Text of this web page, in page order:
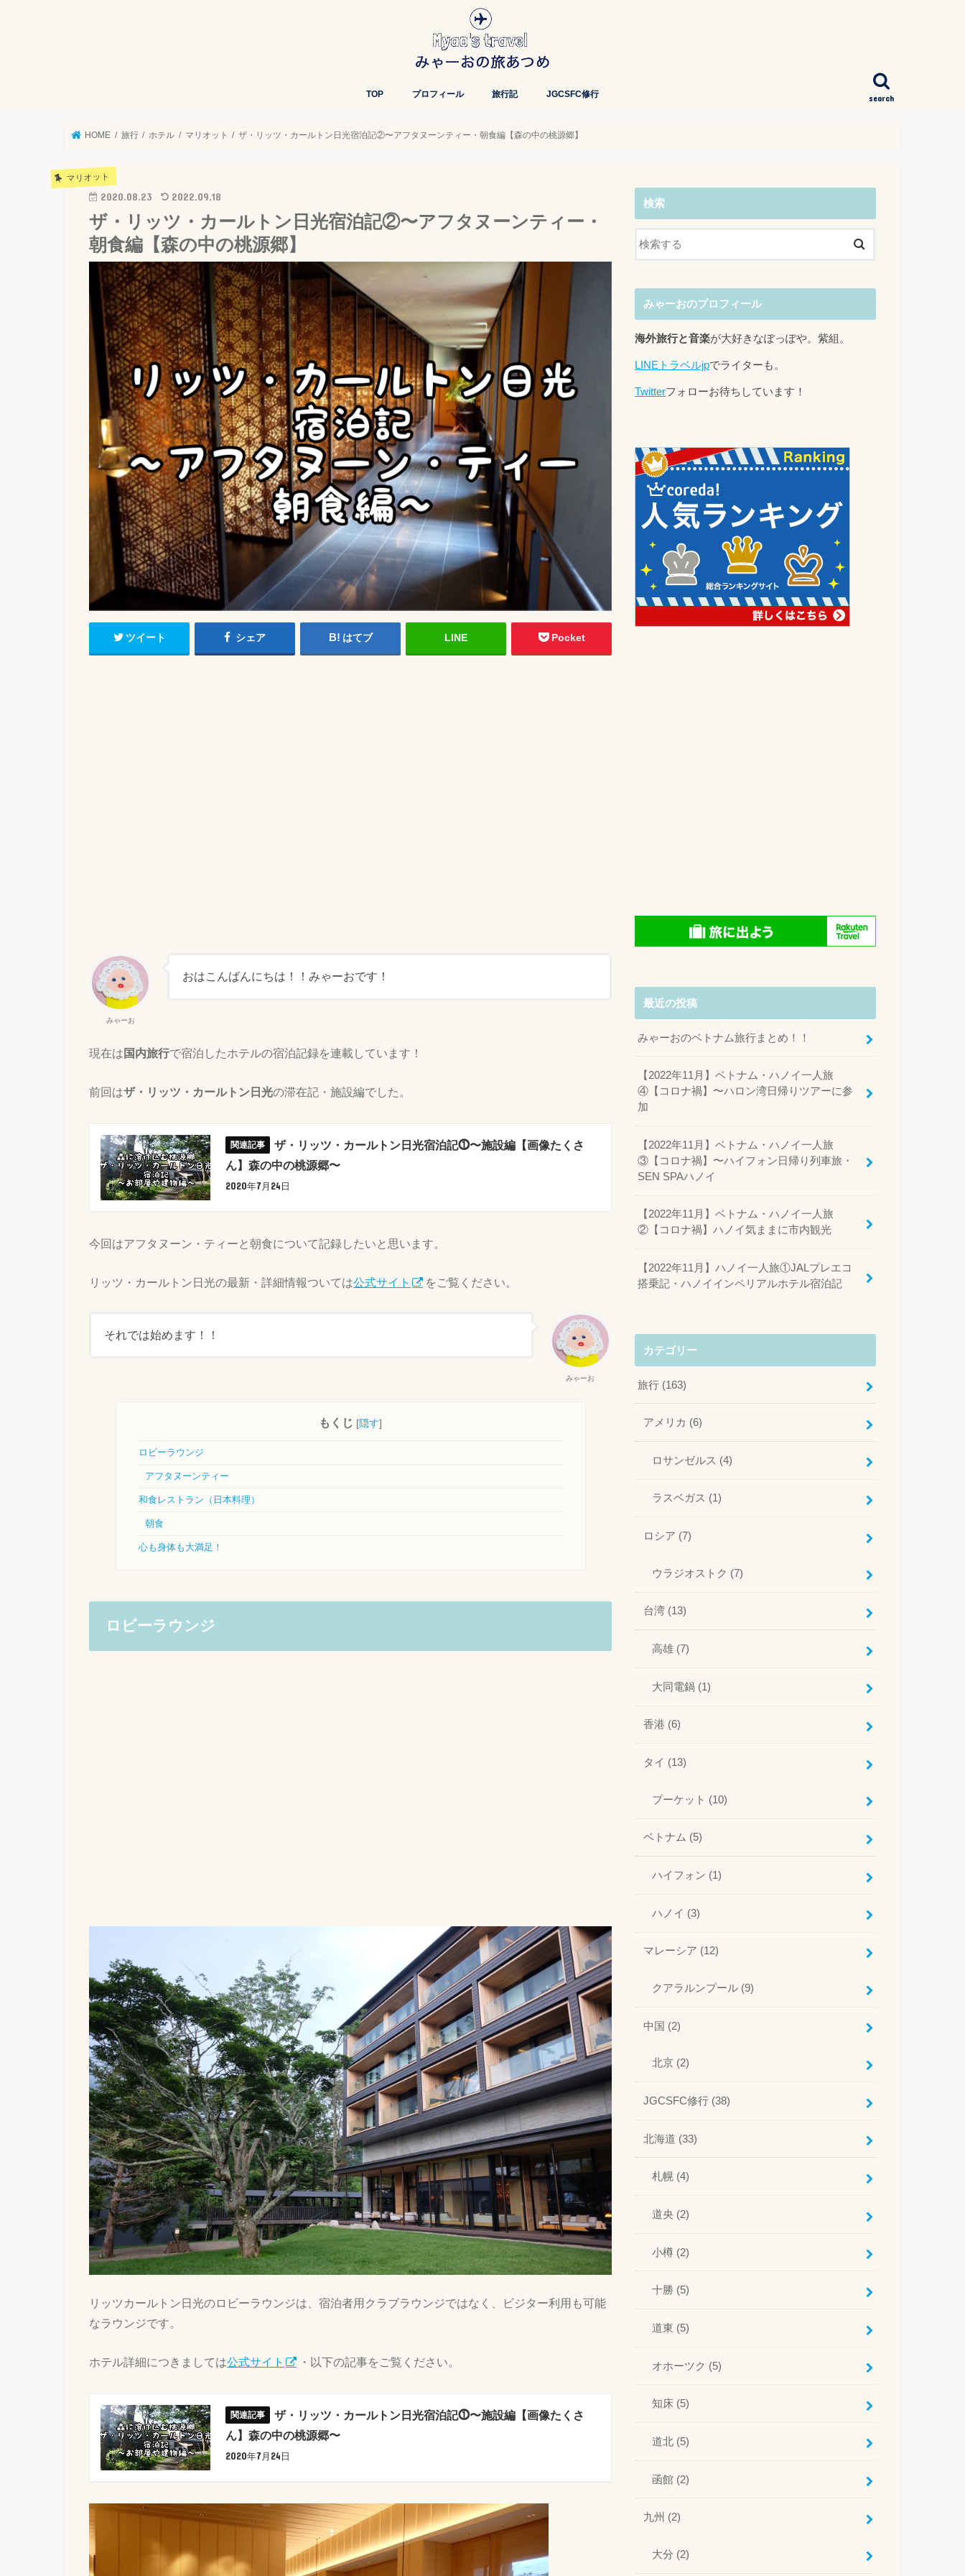
search
TOP プロフィール 旅行記 JGCSFC修行
HOME 旅行 ホテル マリオット ザ・リッツ・カールトン日光宿泊記②〜アフタヌーンティー・朝食編【森の中の桃源郷】
マリオット
2020.08.23 2022.09.18
ザ・リッツ・カールトン日光宿泊記②〜アフタヌーンティー・
朝食編【森の中の桃源郷】
ツイート シェア はてブ LINE Pocket
みゃーお
おはこんばんにちは！！みゃーおです！
現在は 国内旅行で宿泊したホテルの宿泊記録を連載しています！
前回はザ・リッツ・カールトン日光の滞在記・施設編でした。
ザ・リッツ・カールトン日光宿泊記⓵〜施設編【画像たくさ
ん】森の中の桃源郷〜
2020年7月24日
今回はアフタヌーン・ティーと朝食について記録したいと思います。
リッツ・カールトン日光の最新・詳細情報ついては公式サイト をご覧ください。
みゃーお
それでは始めます！！
もくじ [隠す]
ロビーラウンジ
アフタヌーンティー
和食レストラン（日本料理）
朝食
心も身体も大満足！
ロビーラウンジ
リッツカールトン日光のロビーラウンジは、宿泊者用クラブラウンジではなく、ビジター利用も可能
なラウンジです。
ホテル詳細につきましては公式サイト ・以下の記事をご覧ください。
ザ・リッツ・カールトン日光宿泊記⓵〜施設編【画像たくさ
ん】森の中の桃源郷〜
2020年7月24日
検索
みゃーおのプロフィール
海外旅行と音楽が大好きなぽっぽや。紫組。
LINEトラベルjpでライターも。
Twitterフォローお待ちしています！
最近の投稿
みゃーおのベトナム旅行まとめ！！
【2022年11月】ベトナム・ハノイ一人旅
④【コロナ禍】〜ハロン湾日帰りツアーに参
加
【2022年11月】ベトナム・ハノイ一人旅
③【コロナ禍】〜ハイフォン日帰り列車旅・
SEN SPAハノイ
【2022年11月】ベトナム・ハノイ一人旅
②【コロナ禍】ハノイ気ままに市内観光
【2022年11月】ハノイ一人旅①JALプレエコ
搭乗記・ハノイインペリアルホテル宿泊記
カテゴリー
旅行 (163)
アメリカ (6)
ロサンゼルス (4)
ラスベガス (1)
ロシア (7)
ウラジオストク (7)
台湾 (13)
高雄 (7)
大同電鍋 (1)
香港 (6)
タイ (13)
プーケット (10)
ベトナム (5)
ハイフォン (1)
ハノイ (3)
マレーシア (12)
クアラルンプール (9)
中国 (2)
北京 (2)
JGCSFC修行 (38)
北海道 (33)
札幌 (4)
道央 (2)
小樽 (2)
十勝 (5)
道東 (5)
オホーツク (5)
知床 (5)
道北 (5)
函館 (2)
九州 (2)
大分 (2)